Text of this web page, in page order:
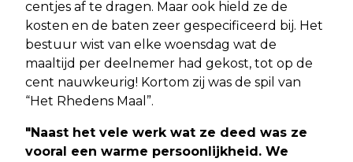
centjes af te dragen. Maar ook hield ze de
kosten en de baten zeer gespecificeerd bij. Het
bestuur wist van elke woensdag wat de
maaltijd per deelnemer had gekost, tot op de
cent nauwkeurig! Kortom zij was de spil van
“Het Rhedens Maal”.
"Naast het vele werk wat ze deed was ze
vooral een warme persoonlijkheid. We